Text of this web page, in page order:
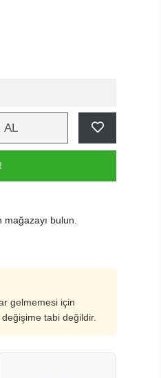
AL
bulun.
gelmemesi için
değişime tabi değildir.